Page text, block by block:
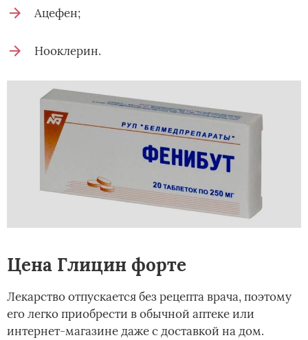
Ацефен;
Нооклерин.
Цена Глицин форте
Лекарство отпускается без рецепта врача, поэтому
его легко приобрести в обычной аптеке или
интернет-магазине даже с доставкой на дом.